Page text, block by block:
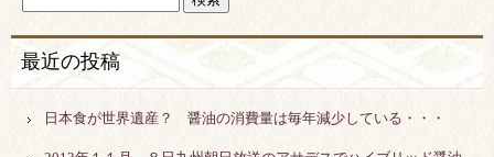
最近の投稿
日本食が世界遺産？ 醤油の消費量は毎年減少している・・・